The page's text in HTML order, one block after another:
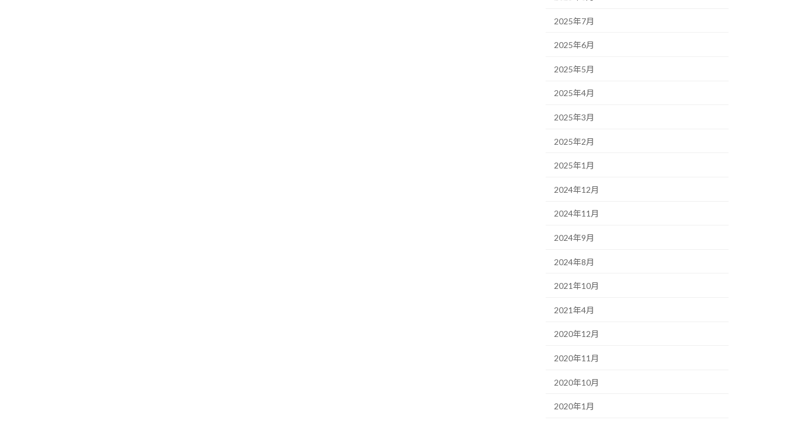
2025年7月
2025年6月
2025年5月
2025年4月
2025年3月
2025年2月
2025年1月
2024年12月
2024年11月
2024年9月
2024年8月
2021年10月
2021年4月
2020年12月
2020年11月
2020年10月
2020年1月